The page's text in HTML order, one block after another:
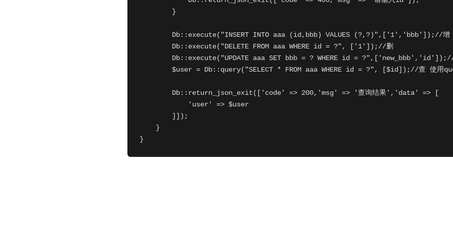
        }
        Db::execute("INSERT INTO aaa (id,bbb) VALUES (?,?)",['1','bbb']);//增
        Db::execute("DELETE FROM aaa WHERE id = ?", ['1']);//删
Db::execute("UPDATE aaa SET bbb = ? WHERE id =
$user = Db::query("SELECT * FROM aaa WHERE id = ?", [$id]);//查 使用
        Db::return_json_exit(['code' => 200,'msg' => '查询结果','data' => [
            'user' => $user
        ]]);
    }
}